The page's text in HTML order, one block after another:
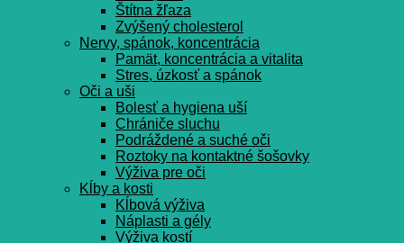
Štítna žľaza
Zvýšený cholesterol
Nervy, spánok, koncentrácia
Pamät, koncentrácia a vitalita
Stres, úzkosť a spánok
Oči a uši
Bolesť a hygiena uší
Chrániče sluchu
Podráždené a suché oči
Roztoky na kontaktné šošovky
Výživa pre oči
Kĺby a kosti
Kĺbová výživa
Náplasti a gély
Výživa kostí